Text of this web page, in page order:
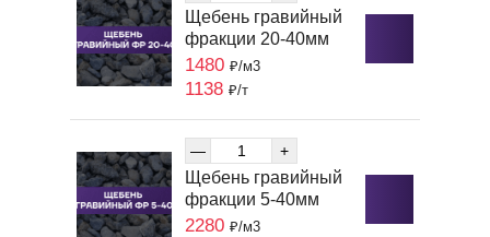
Щебень гравийный
фракции 20-40мм
1480 ₽/м3
1138 ₽/т
— +
Щебень гравийный
фракции 5-40мм
2280 ₽/м3